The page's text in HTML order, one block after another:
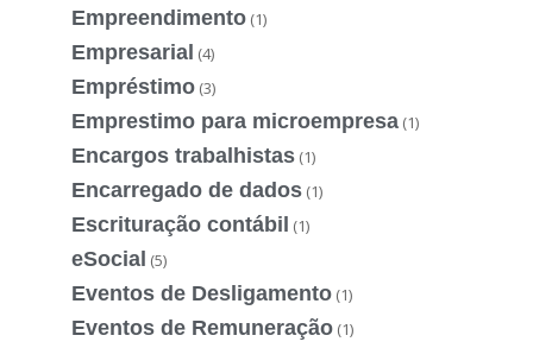
Empreendimento (1)
Empresarial (4)
Empréstimo (3)
Emprestimo para microempresa (1)
Encargos trabalhistas (1)
Encarregado de dados (1)
Escrituração contábil (1)
eSocial (5)
Eventos de Desligamento (1)
Eventos de Remuneração (1)